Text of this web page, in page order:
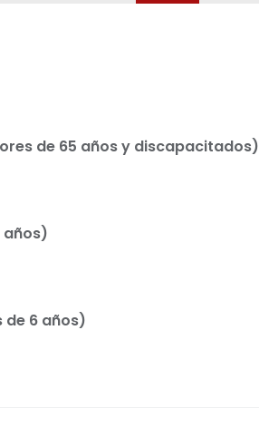
de 65 años y discapacitados)
años)
de 6 años)